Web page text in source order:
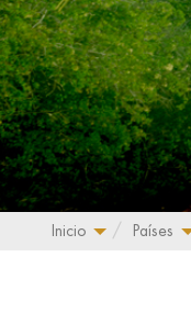
Inicio Países